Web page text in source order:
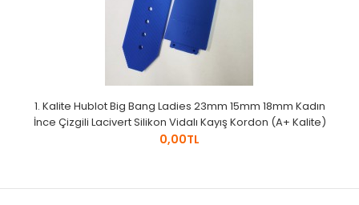
1. Kalite Hublot Big Bang Ladies 23mm 15mm 18mm Kadın
İnce Çizgili Lacivert Silikon Vidalı Kayış Kordon (A+ Kalite)
0,00TL